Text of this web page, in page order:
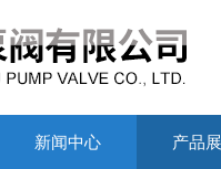
新闻中心 产品